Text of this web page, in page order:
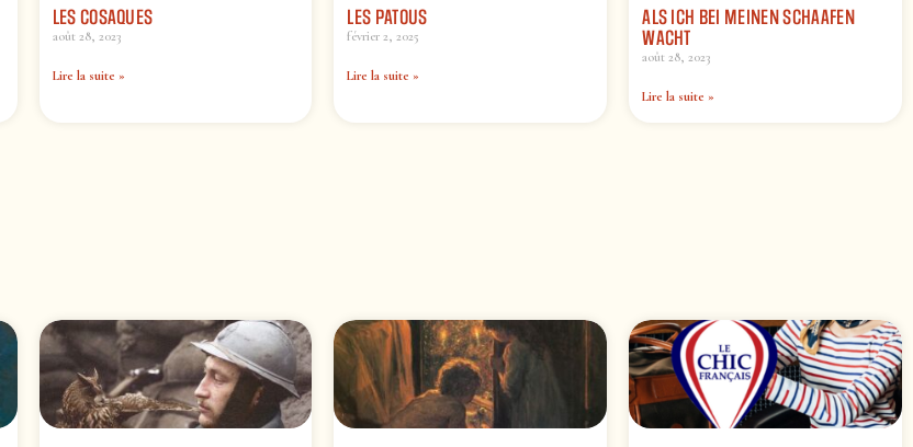
LES COSAQUES
août 28, 2023
Lire la suite »
LES PATOUS
février 2, 2025
Lire la suite »
ALS ICH BEI MEINEN SCHAAFEN
WACHT
août 28, 2023
Lire la suite »